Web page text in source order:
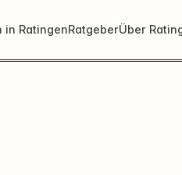
in RatingenRatgeberÜber